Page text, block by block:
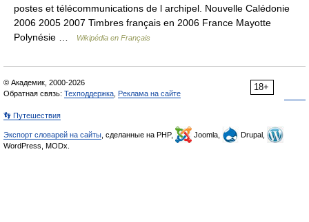
postes et télécommunications de l archipel. Nouvelle Calédonie
2006 2005 2007 Timbres français en 2006 France Mayotte
Polynésie …
Wikipédia en Français
18+
© Академик, 2000-2026
Обратная связь: Техподдержка Реклама на сайте
👣 Путешествия
Экспорт словарей на сайты , сделанные на PHP, Joomla,
Drupal,
WordPress, MODx.